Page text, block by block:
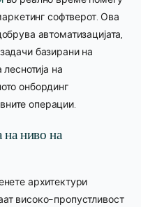
софтверот. Ова
автоматизацијата,
базирани на
на
онбординг
операции.
на ниво на
архитектури
високо-пропустливост